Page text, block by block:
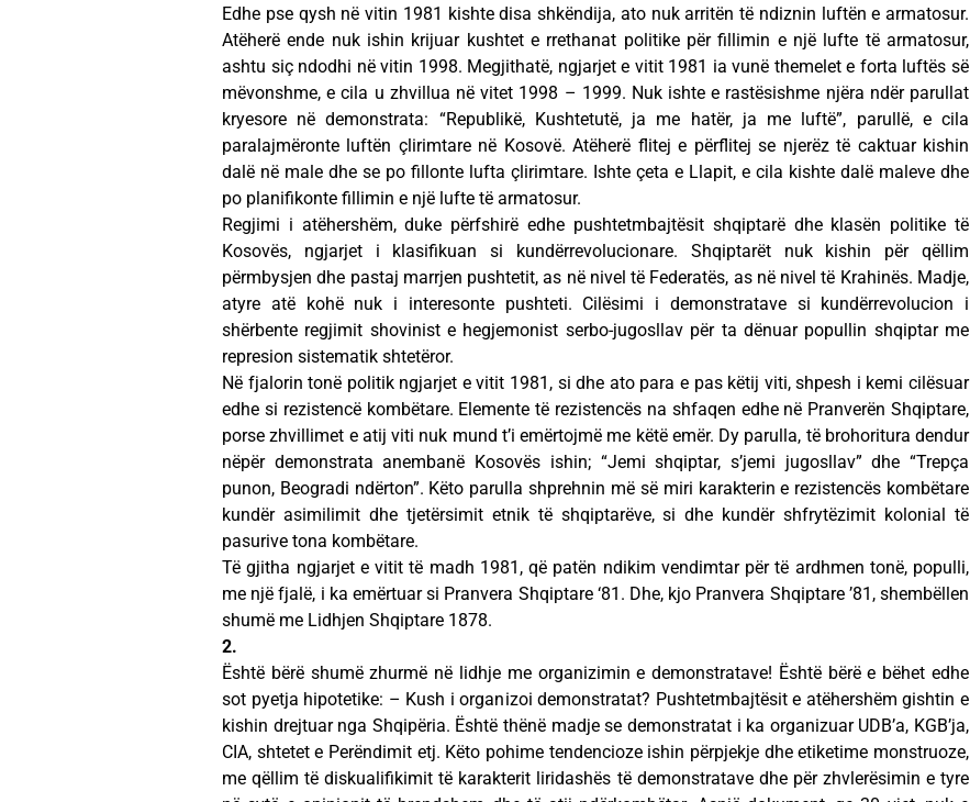
Edhe pse qysh në vitin 1981 kishte disa shkëndija, ato nuk arritën të ndiznin luftën e armatosur.
Atëherë ende nuk ishin krijuar kushtet e rrethanat politike për fillimin e një lufte të armatosur,
ashtu siç ndodhi në vitin 1998. Megjithatë, ngjarjet e vitit 1981 ia vunë themelet e forta luftës së
mëvonshme, e cila u zhvillua në vitet 1998 – 1999. Nuk ishte e rastësishme njëra ndër parullat
kryesore në demonstrata: “Republikë, Kushtetutë, ja me hatër, ja me luftë”, parullë, e cila
paralajmëronte luftën çlirimtare në Kosovë. Atëherë flitej e përflitej se njerëz të caktuar kishin
dalë në male dhe se po fillonte lufta çlirimtare. Ishte çeta e Llapit, e cila kishte dalë maleve dhe
po planifikonte fillimin e një lufte të armatosur.
Regjimi i atëhershëm, duke përfshirë edhe pushtetmbajtësit shqiptarë dhe klasën politike të
Kosovës, ngjarjet i klasifikuan si kundërrevolucionare. Shqiptarët nuk kishin për qëllim
përmbysjen dhe pastaj marrjen pushtetit, as në nivel të Federatës, as në nivel të Krahinës. Madje,
atyre atë kohë nuk i interesonte pushteti. Cilësimi i demonstratave si kundërrevolucion i
shërbente regjimit shovinist e hegjemonist serbo-jugosllav për ta dënuar popullin shqiptar me
represion sistematik shtetëror.
Në fjalorin tonë politik ngjarjet e vitit 1981, si dhe ato para e pas këtij viti, shpesh i kemi cilësuar
edhe si rezistencë kombëtare. Elemente të rezistencës na shfaqen edhe në Pranverën Shqiptare,
porse zhvillimet e atij viti nuk mund t’i emërtojmë me këtë emër. Dy parulla, të brohoritura dendur
nëpër demonstrata anembanë Kosovës ishin; “Jemi shqiptar, s’jemi jugosllav” dhe “Trepça
punon, Beogradi ndërton”. Këto parulla shprehnin më së miri karakterin e rezistencës kombëtare
kundër asimilimit dhe tjetërsimit etnik të shqiptarëve, si dhe kundër shfrytëzimit kolonial të
pasurive tona kombëtare.
Të gjitha ngjarjet e vitit të madh 1981, që patën ndikim vendimtar për të ardhmen tonë, populli,
me një fjalë, i ka emërtuar si Pranvera Shqiptare ‘81. Dhe, kjo Pranvera Shqiptare ’81, shembëllen
shumë me Lidhjen Shqiptare 1878.
2.
Është bërë shumë zhurmë në lidhje me organizimin e demonstratave! Është bërë e bëhet edhe
sot pyetja hipotetike: – Kush i organizoi demonstratat? Pushtetmbajtësit e atëhershëm gishtin e
kishin drejtuar nga Shqipëria. Është thënë madje se demonstratat i ka organizuar UDB’a, KGB’ja,
CIA, shtetet e Perëndimit etj. Këto pohime tendencioze ishin përpjekje dhe etiketime monstruoze,
me qëllim të diskualifikimit të karakterit liridashës të demonstratave dhe për zhvlerësimin e tyre